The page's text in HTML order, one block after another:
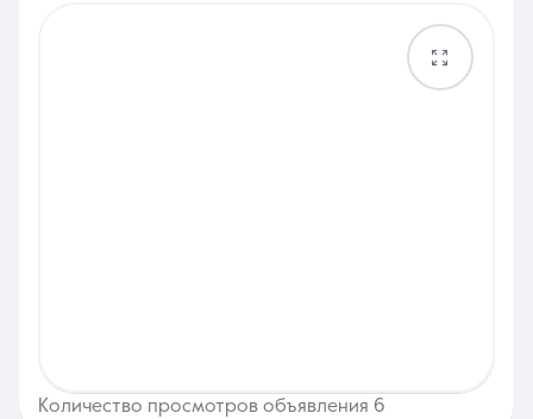
Количество просмотров объявления 6